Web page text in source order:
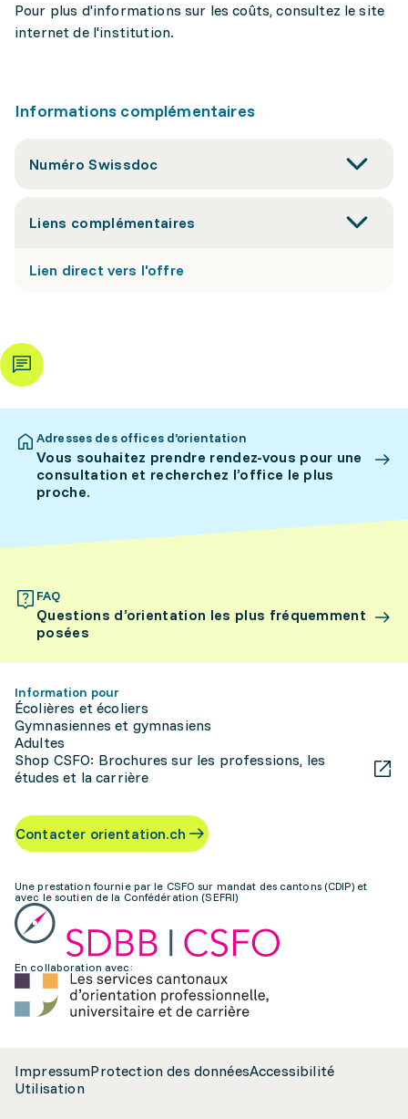
Pour plus d'informations sur les coûts, consultez le site
internet de l'institution.
Informations complémentaires
Numéro Swissdoc
Liens complémentaires
Lien direct vers l'offre
Adresses des offices d’orientation
Vous souhaitez prendre rendez-vous pour une
consultation et recherchez l’office le plus
proche.
FAQ
Questions d’orientation les plus fréquemment
posées
Information pour
Écolières et écoliers
Gymnasiennes et gymnasiens
Adultes
Shop CSFO: Brochures sur les professions, les
études et la carrière
Contacter orientation.ch
Une prestation fournie par le CSFO sur mandat des cantons (CDIP) et
avec le soutien de la Confédération (SEFRI)
En collaboration avec:
ImpressumProtection des donnéesAccessibilité
Utilisation